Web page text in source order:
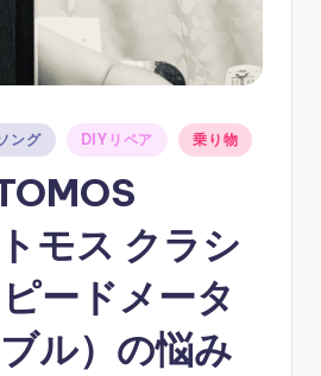
ング DIYリペア 乗り物
モス クラシ
ードメータ
ル）の悩み